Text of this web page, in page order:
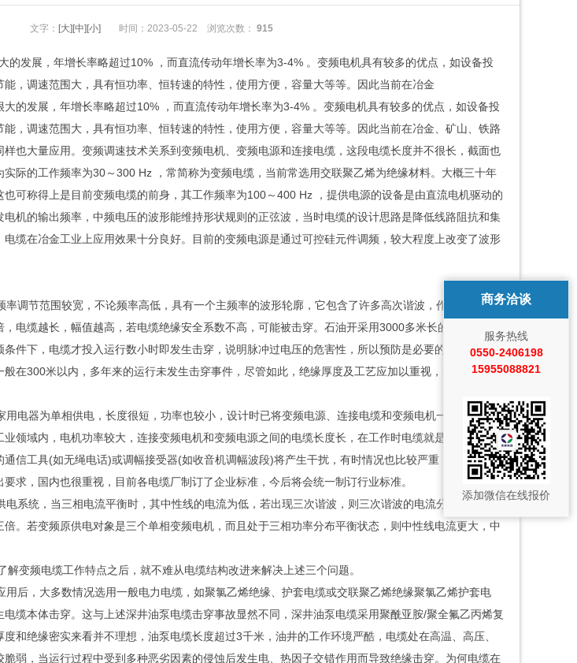
文字： [大] [中] [小] 时间：2023-05-22 浏览次数： 915
发展，年增长率略超过10% ，而直流传动年增长率为3-4% 。变频电机具有较多的优点，如设备投
，调速范围大，具有恒功率、恒转速的特性，使用方便，容量大等等。因此当前在冶金
发展，年增长率略超过10% ，而直流传动年增长率为3-4% 。变频电机具有较多的优点，如设备投
，调速范围大，具有恒功率、恒转速的特性，使用方便，容量大等等。因此当前在冶金、矿山、铁路
也大量应用。变频调速技术关系到变频电机、变频电源和连接电缆，这段电缆长度并不很长，截面也
际的工作频率为30～300 Hz ，常简称为变频电缆，当前常选用交联聚乙烯为绝缘材料。大概三十年
可称得上是目前变频电缆的前身，其工作频率为100～400 Hz ，提供电源的设备是由直流电机驱动的
机的输出频率，中频电压的波形能维持形状规则的正弦波，当时电缆的设计思路是降低线路阻抗和集
缆在冶金工业上应用效果十分良好。目前的变频电源是通过可控硅元件调频，较大程度上改变了波形
节范围较宽，不论频率高低，具有一个主频率的波形轮廓，它包含了许多高次谐波，作为一种行波
电缆越长，幅值越高，若电缆绝缘安全系数不高，可能被击穿。石油开采用3000多米长的潜油泵电
件下，电缆才投入运行数小时即发生击穿，说明脉冲过电压的危害性，所以预防是必要的。由于交联
在300米以内，多年来的运行未发生击穿事件，尽管如此，绝缘厚度及工艺应加以重视，实心绝缘是
器为单相供电，长度很短，功率也较小，设计时已将变频电源、连接电缆和变频电机一并设置在金
领域内，电机功率较大，连接变频电机和变频电源之间的电缆长度长，在工作时电缆就是高频电磁波
信工具(如无绳电话)或调幅接受器(如收音机调幅波段)将产生干扰，有时情况也比较严重，称之为电
求，国内也很重视，目前各电缆厂制订了企业标准，今后将会统一制订行业标准。
统，当三相电流平衡时，其中性线的电流为低，若出现三次谐波，则三次谐波的电流分量在中性线
。若变频原供电对象是三个单相变频电机，而且处于三相功率分布平衡状态，则中性线电流更大，中
频电缆工作特点之后，就不难从电缆结构改进来解决上述三个问题。
，大多数情况选用一般电力电缆，如聚氯乙烯绝缘、护套电缆或交联聚乙烯绝缘聚氯乙烯护套电
缆本体击穿。这与上述深井油泵电缆击穿事故显然不同，深井油泵电缆采用聚酰亚胺/聚全氟乙丙烯复
和绝缘密实来看并不理想，油泵电缆长度超过3千米，油井的工作环境严酷，电缆处在高温、高压、
弱，当运行过程中受到多种恶劣因素的侵蚀后发生电、热因子交错作用而导致绝缘击穿。为何电缆在
商务洽谈
服务热线
0550-2406198
15955088821
添加微信在线报价